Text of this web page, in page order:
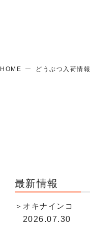
HOME どうぶつ入荷情報
最新情報
オキナインコ
2026.07.30